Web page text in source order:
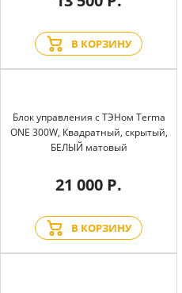
В КОРЗИНУ
Блок управления с ТЭНом Terma
ONE 300W, Квадратный, скрытый,
БЕЛЫЙ матовый
21 000 Р.
В КОРЗИНУ